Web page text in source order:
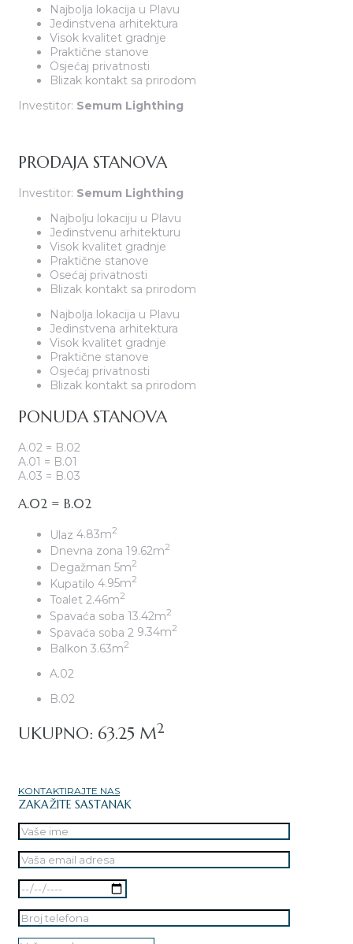
Najbolja lokacija u Plavu
Jedinstvena arhitektura
Visok kvalitet gradnje
Praktične stanove
Osjećaj privatnosti
Blizak kontakt sa prirodom
Investitor: Semum Lighthing
PRODAJA STANOVA
Investitor: Semum Lighthing
Najbolju lokaciju u Plavu
Jedinstvenu arhitekturu
Visok kvalitet gradnje
Praktične stanove
Osećaj privatnosti
Blizak kontakt sa prirodom
Najbolja lokacija u Plavu
Jedinstvena arhitektura
Visok kvalitet gradnje
Praktične stanove
Osjećaj privatnosti
Blizak kontakt sa prirodom
PONUDA STANOVA
A.02 = B.02
A.01 = B.01
A.03 = B.03
A.02 = B.02
Ulaz 4.83m2
Dnevna zona 19.62m2
Degažman 5m2
Kupatilo 4.95m2
Toalet 2.46m2
Spavaća soba 13.42m2
Spavaća soba 2 9.34m2
Balkon 3.63m2
A.02
B.02
UKUPNO: 63.25 M2
KONTAKTIRAJTE NAS
ZAKAŽITE SASTANAK